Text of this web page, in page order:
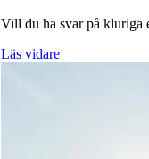
Vill du ha svar på kluriga
Läs vidare